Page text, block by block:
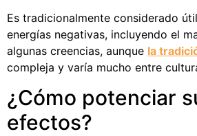
Es tradicionalmente considerado
energías negativas, incluyendo el
algunas creencias, aunque la
compleja y varía mucho entre
¿Cómo potenciar
efectos?